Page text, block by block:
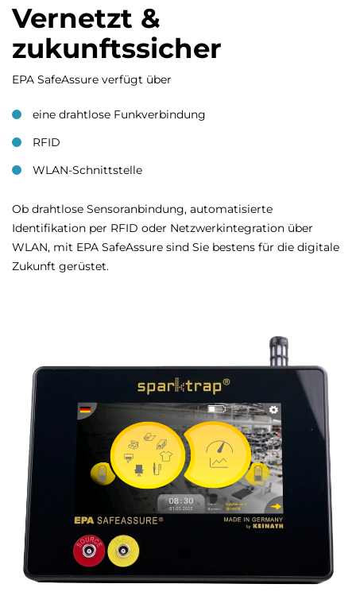
Vernetzt &
zukunftssicher
EPA SafeAssure verfügt über
eine drahtlose Funkverbindung
RFID
WLAN-Schnittstelle
Ob drahtlose Sensoranbindung, automatisierte
Identifikation per RFID oder Netzwerkintegration über
WLAN, mit EPA SafeAssure sind Sie bestens für die digitale
Zukunft gerüstet.